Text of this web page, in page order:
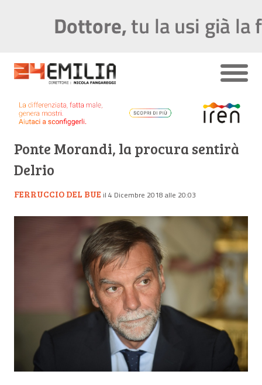
Ponte Morandi, la procura sentirà
Delrio
FERRUCCIO DEL BUE il 4 Dicembre 2018 alle 20:03